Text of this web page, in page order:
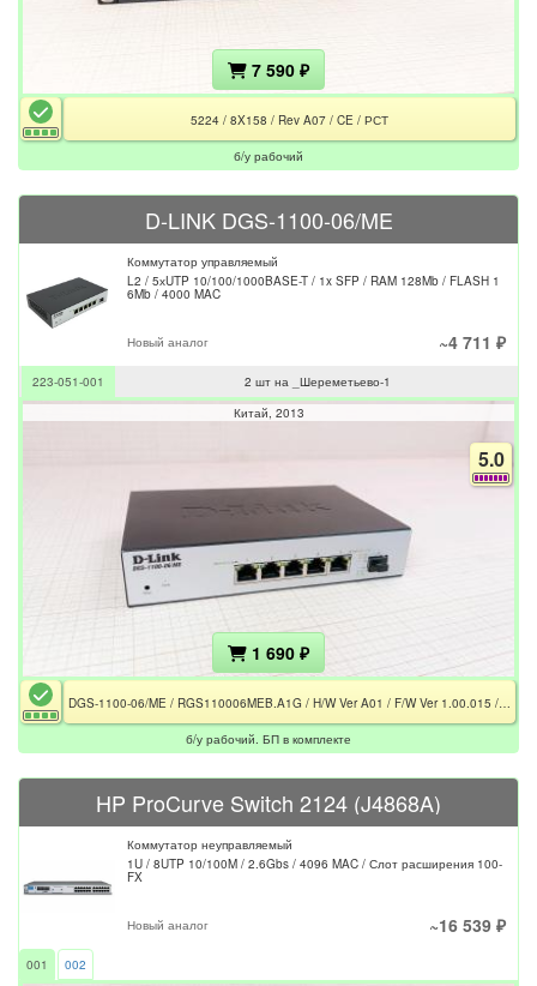
7 590 ₽
5224 / 8X158 / Rev A07 / CE / РСТ
б/у рабочий
D-LINK DGS-1100-06/ME
Коммутатор управляемый
L2 / 5хUTP 10/100/1000BASE-T / 1x SFP / RAM 128Mb / FLASH 1
6Mb / 4000 MAC
Новый аналог ~4 711 ₽
223-051-001
2 шт на _Шереметьево-1
Китай 2013
5.0
1 690 ₽
DGS-1100-06/ME / RGS110006MEB.A1G / H/W Ver A01 / F/W Ver 1.00.015 / EAC / CE / БП в комплекте
б/у рабочий. БП в комплекте
HP ProCurve Switch 2124 (J4868A)
Коммутатор неуправляемый
1U / 8UTP 10/100M / 2.6Gbs / 4096 MAC / Слот расширения 100-
FX
Новый аналог ~16 539 ₽
001
002